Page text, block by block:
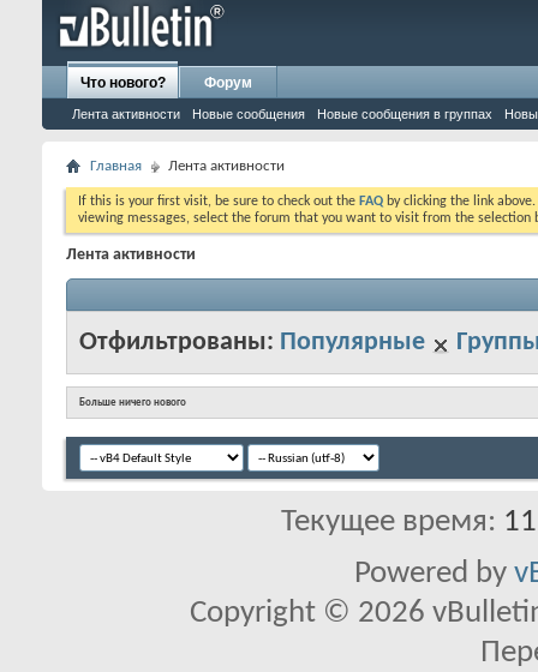
Что нового?
Лента активности Новые сообщения Новые сообщения в группах
Форум
Главная Лента активности
If this is your first visit, be sure to check out the FAQ by clicking the link
viewing messages, select the forum that you want to visit from the selection
Лента активности
Отфильтрованы: Популярные
Больше ничего нового
Текущее время:
Powered by
Copyright © 2026